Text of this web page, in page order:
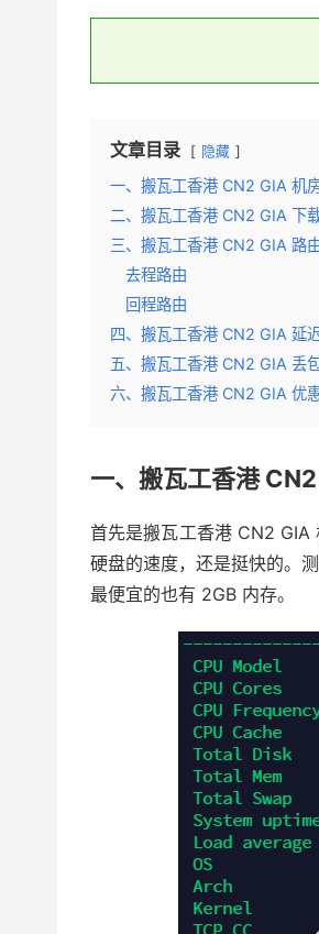
文章目录 隐藏
一、搬瓦工香港 CN2 GIA 机
二、搬瓦工香港 CN2 GIA 下
三、搬瓦工香港 CN2 GIA 路
去程路由
回程路由
四、搬瓦工香港 CN2 GIA 延
五、搬瓦工香港 CN2 GIA 丢
六、搬瓦工香港 CN2 GIA 优
一、搬瓦工香港
首先是搬瓦工香港 CN2 GIA
硬盘的速度，还是挺快的。
最便宜的也有 2GB 内存。